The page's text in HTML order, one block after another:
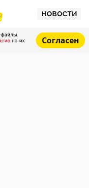
НОВОСТИ
файлы.
на их
Согласен